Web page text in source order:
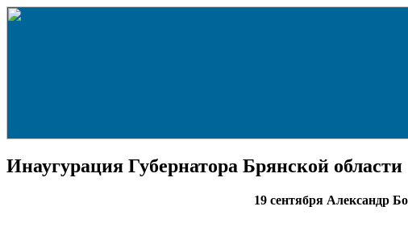
Инаугурация Губернатора Брянской области
19 сентября Александр